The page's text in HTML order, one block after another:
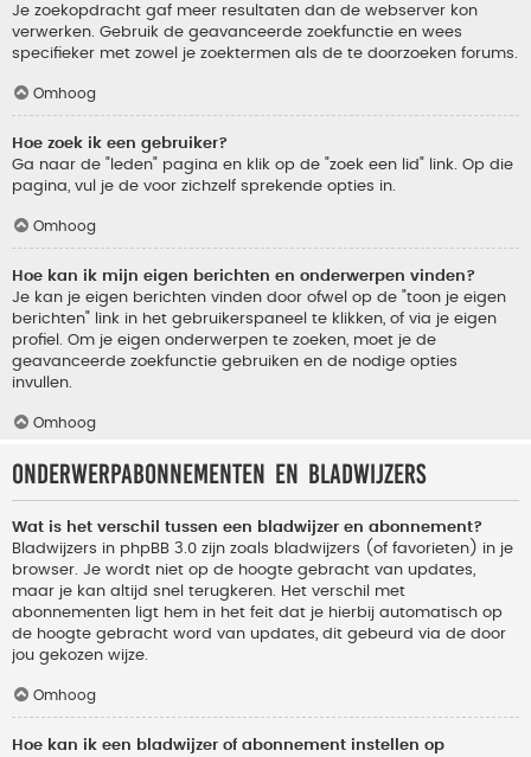
Je zoekopdracht gaf meer resultaten dan de webserver kon
verwerken. Gebruik de geavanceerde zoekfunctie en wees
specifieker met zowel je zoektermen als de te doorzoeken forums.
Omhoog
Hoe zoek ik een gebruiker?
Ga naar de "leden" pagina en klik op de "zoek een lid" link. Op die
pagina, vul je de voor zichzelf sprekende opties in.
Omhoog
Hoe kan ik mijn eigen berichten en onderwerpen vinden?
Je kan je eigen berichten vinden door ofwel op de "toon je eigen
berichten" link in het gebruikerspaneel te klikken, of via je eigen
profiel. Om je eigen onderwerpen te zoeken, moet je de
geavanceerde zoekfunctie gebruiken en de nodige opties
invullen.
Omhoog
Onderwerpabonnementen en bladwijzers
Wat is het verschil tussen een bladwijzer en abonnement?
Bladwijzers in phpBB 3.0 zijn zoals bladwijzers (of favorieten) in je
browser. Je wordt niet op de hoogte gebracht van updates,
maar je kan altijd snel terugkeren. Het verschil met
abonnementen ligt hem in het feit dat je hierbij automatisch op
de hoogte gebracht word van updates, dit gebeurd via de door
jou gekozen wijze.
Omhoog
Hoe kan ik een bladwijzer of abonnement instellen op